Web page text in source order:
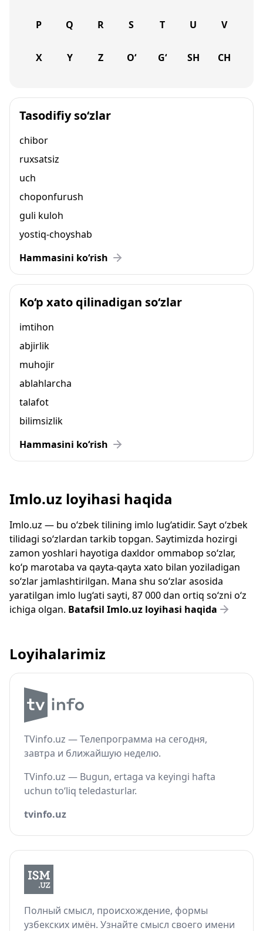
P Q R S T U V
X Y Z O‘ G‘ SH CH
Tasodifiy so‘zlar
chibor
ruxsatsiz
uch
choponfurush
guli kuloh
yostiq-choyshab
Hammasini ko‘rish
Ko‘p xato qilinadigan so‘zlar
imtihon
abjirlik
muhojir
ablahlarcha
talafot
bilimsizlik
Hammasini ko‘rish
Imlo.uz loyihasi haqida
Imlo.uz — bu o‘zbek tilining imlo lug‘atidir. Sayt o‘zbek
tilidagi so‘zlardan tarkib topgan. Saytimizda hozirgi
zamon yoshlari hayotiga daxldor ommabop so‘zlar,
ko‘p marotaba va qayta-qayta xato bilan yoziladigan
so‘zlar jamlashtirilgan. Mana shu so‘zlar asosida
yaratilgan imlo lug‘ati sayti, 87 000 dan ortiq so‘zni o‘z
ichiga olgan. Batafsil Imlo.uz loyihasi haqida
Loyihalarimiz
TVinfo.uz — Телепрограмма на сегодня,
завтра и ближайшую неделю.
TVinfo.uz — Bugun, ertaga va keyingi hafta
uchun to‘liq teledasturlar.
tvinfo.uz
Полный смысл, происхождение, формы
узбекских имён. Узнайте смысл своего имени